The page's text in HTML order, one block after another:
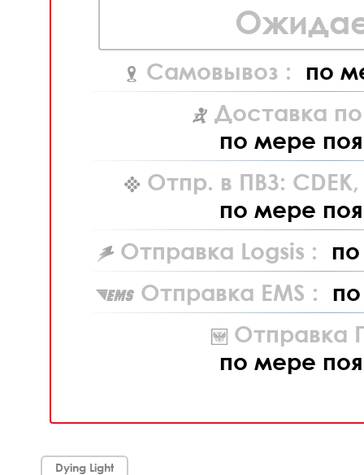
Самовывоз : по
Доставка
по мере
Отпр. в ПВЗ: CDEK,
по мере
Отправка Logsis :
Отправка EMS :
Отправка
по мере
Dying Light